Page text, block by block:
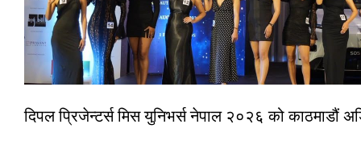
दिपल प्रिजेन्टर्स मिस युनिभर्स नेपाल २०२६ को काठमाडौं